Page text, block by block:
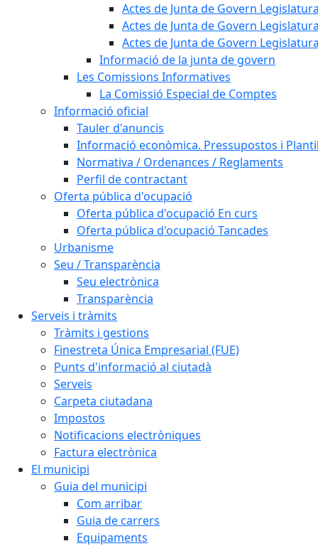
Actes de Junta de Govern
Actes de Junta de Govern
Actes de Junta de Govern
Informació de la junta de govern
Les Comissions Informatives
La Comissió Especial de Comptes
Informació oficial
Tauler d'anuncis
Informació econòmica. Pressupostos i
Normativa / Ordenances / Reglaments
Perfil de contractant
Oferta pública d'ocupació
Oferta pública d'ocupació En curs
Oferta pública d'ocupació Tancades
Urbanisme
Seu / Transparència
Seu electrònica
Transparència
Serveis i tràmits
Tràmits i gestions
Finestreta Única Empresarial (FUE)
Punts d'informació al ciutadà
Serveis
Carpeta ciutadana
Impostos
Notificacions electròniques
Factura electrònica
El municipi
Guia del municipi
Com arribar
Guia de carrers
Equipaments